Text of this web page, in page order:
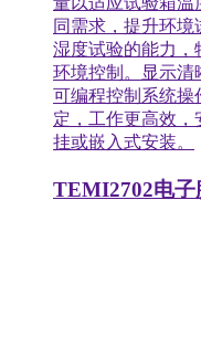
同需求，提升环境
湿度试验的能力，
环境控制。显示清
可编程控制系统操
定，工作更高效
挂或嵌入式安装。
TEMI2702电子